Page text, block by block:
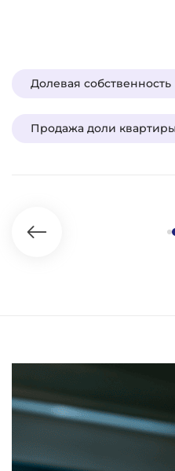
Долевая собственность
Продажа доли квартиры